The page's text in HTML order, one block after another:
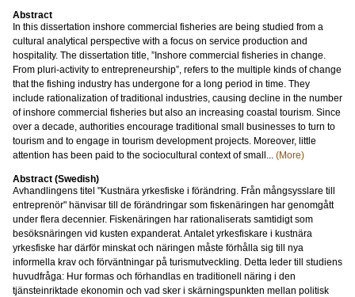
Abstract
In this dissertation inshore commercial fisheries are being studied from a
cultural analytical perspective with a focus on service production and
hospitality. The dissertation title, ”Inshore commercial fisheries in change.
From pluri-activity to entrepreneurship”, refers to the multiple kinds of change
that the fishing industry has undergone for a long period in time. They
include rationalization of traditional industries, causing decline in the number
of inshore commercial fisheries but also an increasing coastal tourism. Since
over a decade, authorities encourage traditional small businesses to turn to
tourism and to engage in tourism development projects. Moreover, little
attention has been paid to the sociocultural context of small... (More)
Abstract (Swedish)
Avhandlingens titel "Kustnära yrkesfiske i förändring. Från mångsysslare till
entreprenör" hänvisar till de förändringar som fiskenäringen har genomgått
under flera decennier. Fiskenäringen har rationaliserats samtidigt som
besöksnäringen vid kusten expanderat. Antalet yrkesfiskare i kustnära
yrkesfiske har därför minskat och näringen måste förhålla sig till nya
informella krav och förväntningar på turismutveckling. Detta leder till studiens
huvudfråga: Hur formas och förhandlas en traditionell näring i den
tjänsteinriktade ekonomin och vad sker i skärningspunkten mellan politisk